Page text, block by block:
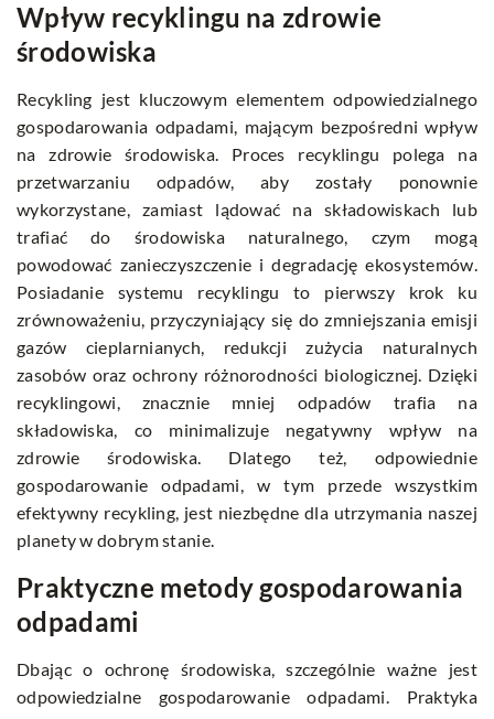
Wpływ recyklingu na zdrowie
środowiska
Recykling jest kluczowym elementem odpowiedzialnego
gospodarowania odpadami, mającym bezpośredni wpływ
na zdrowie środowiska. Proces recyklingu polega na
przetwarzaniu odpadów, aby zostały ponownie
wykorzystane, zamiast lądować na składowiskach lub
trafiać do środowiska naturalnego, czym mogą
powodować zanieczyszczenie i degradację ekosystemów.
Posiadanie systemu recyklingu to pierwszy krok ku
zrównoważeniu, przyczyniający się do zmniejszania emisji
gazów cieplarnianych, redukcji zużycia naturalnych
zasobów oraz ochrony różnorodności biologicznej. Dzięki
recyklingowi, znacznie mniej odpadów trafia na
składowiska, co minimalizuje negatywny wpływ na
zdrowie środowiska. Dlatego też, odpowiednie
gospodarowanie odpadami, w tym przede wszystkim
efektywny recykling, jest niezbędne dla utrzymania naszej
planety w dobrym stanie.
Praktyczne metody gospodarowania
odpadami
Dbając o ochronę środowiska, szczególnie ważne jest
odpowiedzialne gospodarowanie odpadami. Praktyka